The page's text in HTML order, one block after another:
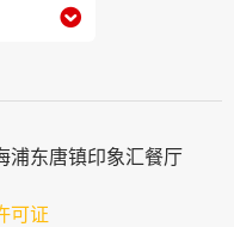

浦东唐镇印象汇餐厅
可证